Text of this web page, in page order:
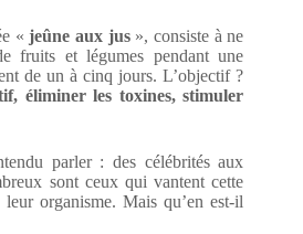
«jeûne aux jus», consiste à ne
fruits et légumes pendant une
de un à cinq jours. L’objectif ?
éliminer les toxines, stimuler
parler : des célébrités aux
sont ceux qui vantent cette
organisme. Mais qu’en est-il